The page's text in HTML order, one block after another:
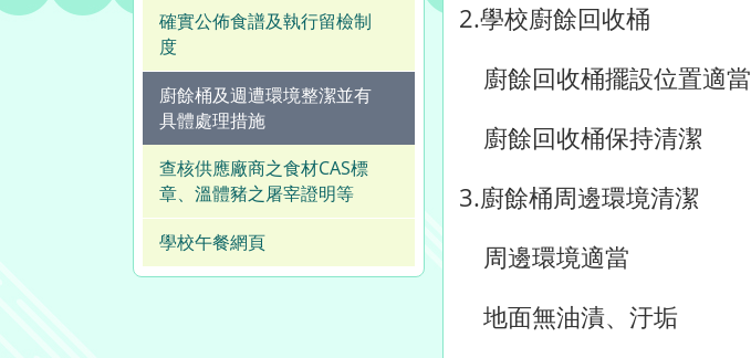
確實公佈食譜及執行留檢制
度
廚餘桶及週遭環境整潔並有
具體處理措施
查核供應廠商之食材CAS標
章、溫體豬之屠宰證明等
學校午餐網頁
2.學校廚餘回收桶
廚餘回收桶擺設位置適當
廚餘回收桶保持清潔
3.廚餘桶周邊環境清潔
周邊環境適當
地面無油漬、汙垢